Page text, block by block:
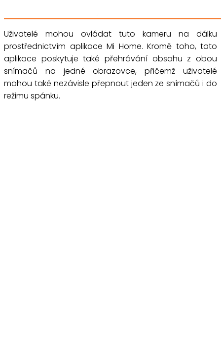
Uživatelé mohou ovládat tuto kameru na dálku
prostřednictvím aplikace Mi Home. Kromě toho, tato
aplikace poskytuje také přehrávání obsahu z obou
snímačů na jedné obrazovce, přičemž uživatelé
mohou také nezávisle přepnout jeden ze snímačů i do
režimu spánku.